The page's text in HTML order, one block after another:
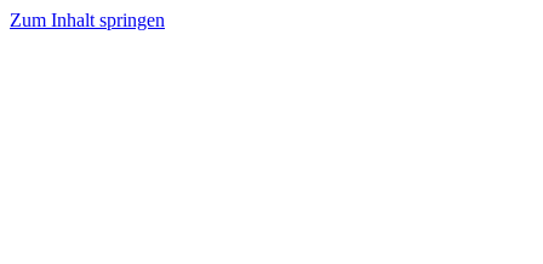
Zum Inhalt springen